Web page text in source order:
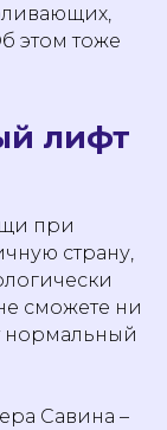
этом тоже
лифт
при
страну,
сможете ни
нормальный
Савина –